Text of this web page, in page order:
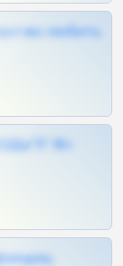
любить
ТГ 18+